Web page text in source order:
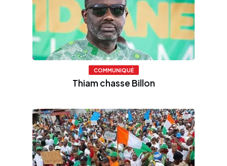
COMMUNIQUÉ
Thiam chasse Billon